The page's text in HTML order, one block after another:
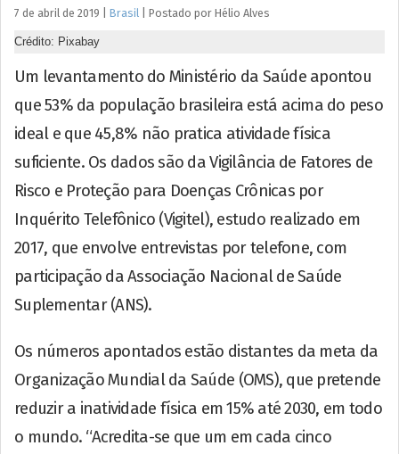
7 de abril de 2019 Brasil Postado por Hélio Alves
Crédito: Pixabay
Um levantamento do Ministério da Saúde apontou
que 53% da população brasileira está acima do peso
ideal e que 45,8% não pratica atividade física
suficiente. Os dados são da Vigilância de Fatores de
Risco e Proteção para Doenças Crônicas por
Inquérito Telefônico (Vigitel), estudo realizado em
2017, que envolve entrevistas por telefone, com
participação da Associação Nacional de Saúde
Suplementar (ANS).
Os números apontados estão distantes da meta da
Organização Mundial da Saúde (OMS), que pretende
reduzir a inatividade física em 15% até 2030, em todo
o mundo. “Acredita-se que um em cada cinco